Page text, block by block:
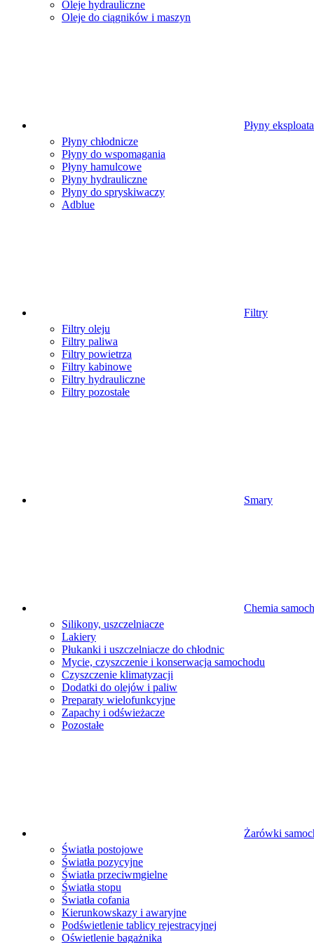
Oleje hydrauliczne
Oleje do ciągników i maszyn
Płyny
Płyny chłodnicze
Płyny do wspomagania
Płyny hamulcowe
Płyny hydrauliczne
Płyny do spryskiwaczy
Adblue
Filtry
Filtry oleju
Filtry paliwa
Filtry powietrza
Filtry kabinowe
Filtry hydrauliczne
Filtry pozostałe
Smary
Chemia
Silikony, uszczelniacze
Lakiery
Płukanki i uszczelniacze do chłodnic
Mycie, czyszczenie i konserwacja samochodu
Czyszczenie klimatyzacji
Dodatki do olejów i paliw
Preparaty wielofunkcyjne
Zapachy i odświeżacze
Pozostałe
Żarówki
Światła postojowe
Światła pozycyjne
Światła przeciwmgielne
Światła stopu
Światła cofania
Kierunkowskazy i awaryjne
Podświetlenie tablicy rejestracyjnej
Oświetlenie bagażnika